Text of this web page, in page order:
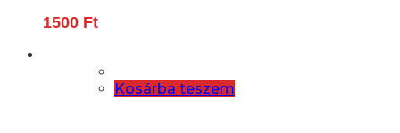
1500 Ft
Kosárba teszem